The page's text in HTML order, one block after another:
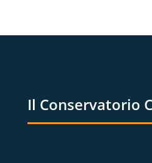
Il Conservatorio